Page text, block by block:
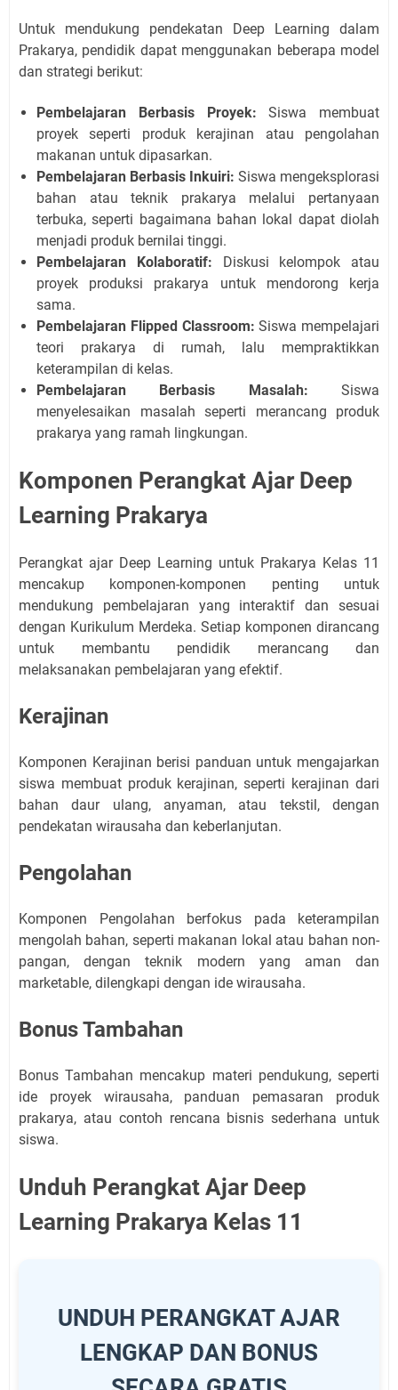
Untuk mendukung pendekatan Deep Learning dalam
Prakarya, pendidik dapat menggunakan beberapa model
dan strategi berikut:
Pembelajaran Berbasis Proyek: Siswa membuat
proyek seperti produk kerajinan atau pengolahan
makanan untuk dipasarkan.
Pembelajaran Berbasis Inkuiri: Siswa mengeksplorasi
bahan atau teknik prakarya melalui pertanyaan
terbuka, seperti bagaimana bahan lokal dapat diolah
menjadi produk bernilai tinggi.
Pembelajaran Kolaboratif: Diskusi kelompok atau
proyek produksi prakarya untuk mendorong kerja
sama.
Pembelajaran Flipped Classroom: Siswa mempelajari
teori prakarya di rumah, lalu mempraktikkan
keterampilan di kelas.
Pembelajaran Berbasis Masalah: Siswa
menyelesaikan masalah seperti merancang produk
prakarya yang ramah lingkungan.
Komponen Perangkat Ajar Deep
Learning Prakarya
Perangkat ajar Deep Learning untuk Prakarya Kelas 11
mencakup komponen-komponen penting untuk
mendukung pembelajaran yang interaktif dan sesuai
dengan Kurikulum Merdeka. Setiap komponen dirancang
untuk membantu pendidik merancang dan
melaksanakan pembelajaran yang efektif.
Kerajinan
Komponen Kerajinan berisi panduan untuk mengajarkan
siswa membuat produk kerajinan, seperti kerajinan dari
bahan daur ulang, anyaman, atau tekstil, dengan
pendekatan wirausaha dan keberlanjutan.
Pengolahan
Komponen Pengolahan berfokus pada keterampilan
mengolah bahan, seperti makanan lokal atau bahan non-
pangan, dengan teknik modern yang aman dan
marketable, dilengkapi dengan ide wirausaha.
Bonus Tambahan
Bonus Tambahan mencakup materi pendukung, seperti
ide proyek wirausaha, panduan pemasaran produk
prakarya, atau contoh rencana bisnis sederhana untuk
siswa.
Unduh Perangkat Ajar Deep
Learning Prakarya Kelas 11
UNDUH PERANGKAT AJAR
LENGKAP DAN BONUS